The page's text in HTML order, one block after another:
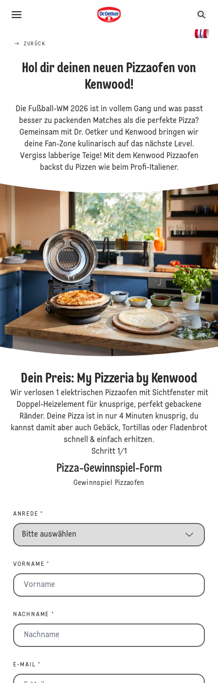
ZURÜCK
Hol dir deinen neuen Pizzaofen von
Kenwood!
Die Fußball-WM 2026 ist in vollem Gang und was passt
besser zu packenden Matches als die perfekte Pizza?
Gemeinsam mit Dr. Oetker und Kenwood bringen wir
deine Fan-Zone kulinarisch auf das nächste Level.
Vergiss labberige Teige! Mit dem Kenwood Pizzaofen
backst du Pizzen wie beim Profi-Italiener.
Dein Preis: My Pizzeria by Kenwood
Wir verlosen 1 elektrischen Pizzaofen mit Sichtfenster mit
Doppel-Heizelement für knusprige, perfekt gebackene
Ränder. Deine Pizza ist in nur 4 Minuten knusprig, du
kannst damit aber auch Gebäck, Tortillas oder Fladenbrot
schnell & einfach erhitzen.
Schritt 1/1
Pizza-Gewinnspiel-Form
Gewinnspiel Pizzaofen
ANREDE *
VORNAME *
NACHNAME *
E-MAIL *